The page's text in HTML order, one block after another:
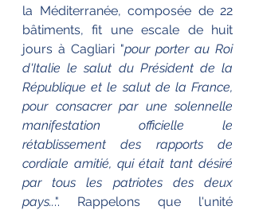
la Méditerranée, composée de 22
bâtiments, fit une escale de huit
jours à Cagliari "pour porter au Roi
d'Italie le salut du Président de la
République et le salut de la France,
pour consacrer par une solennelle
manifestation officielle le
rétablissement des rapports de
cordiale amitié, qui était tant désiré
par tous les patriotes des deux
pays...". Rappelons que l'unité